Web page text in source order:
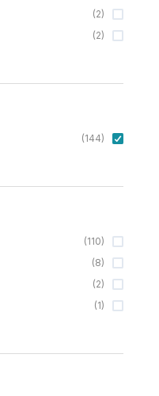
(2)
(2)
(144)
(110)
(8)
(2)
(1)